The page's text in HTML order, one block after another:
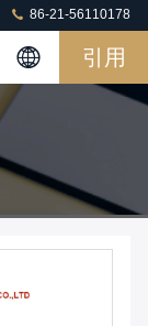
86-21-56110178
引用